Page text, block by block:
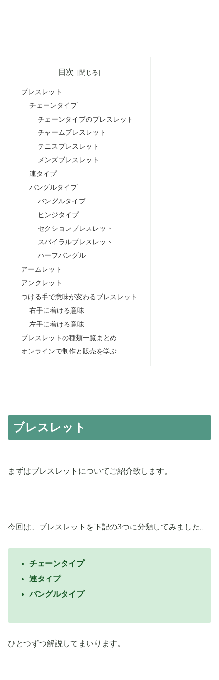
目次
ブレスレット
チェーンタイプ
チェーンタイプのブレスレット
チャームブレスレット
テニスブレスレット
メンズブレスレット
連タイプ
バングルタイプ
バングルタイプ
ヒンジタイプ
セクションブレスレット
スパイラルブレスレット
ハーフバングル
アームレット
アンクレット
つける手で意味が変わるブレスレット
右手に着ける意味
左手に着ける意味
ブレスレットの種類一覧まとめ
オンラインで制作と販売を学ぶ
ブレスレット
まずはブレスレットについてご紹介致します。
今回は、ブレスレットを下記の3つに分類してみました。
チェーンタイプ
連タイプ
バングルタイプ
ひとつずつ解説してまいります。